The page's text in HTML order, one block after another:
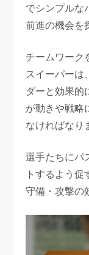
でシンプルな
前進の機会を
チームワーク
スイーパーは
ダーと効果的
が動きや戦略
なければなり
選手たちにパ
トするよう
守備・攻撃の